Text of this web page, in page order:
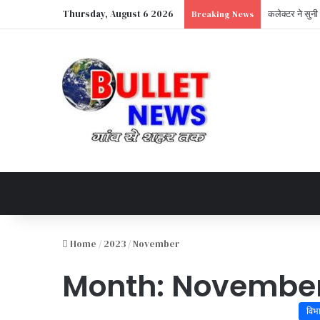
Thursday, August 6 2026 Breaking News कलेक्टर ने सुनी
Home / 2023 /November
Month: